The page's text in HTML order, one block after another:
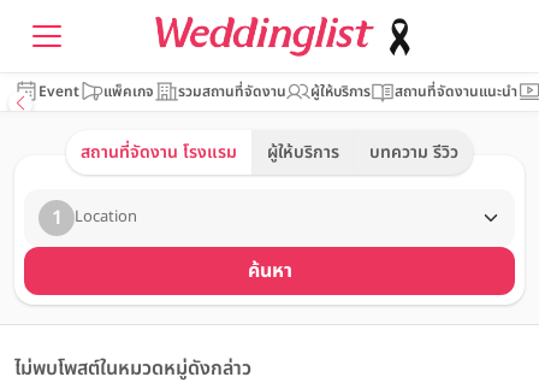
Event แพ็คเกจ รวมสถานที่จัดงาน ผู้ให้บริการ สถานที่จัดงานแนะนำ
สถานที่จัดงาน โรงแรม ผู้ให้บริการ บทความ รีวิว
1 Location
ค้นหา
ไม่พบโพสต์ในหมวดหมู่ดังกล่าว